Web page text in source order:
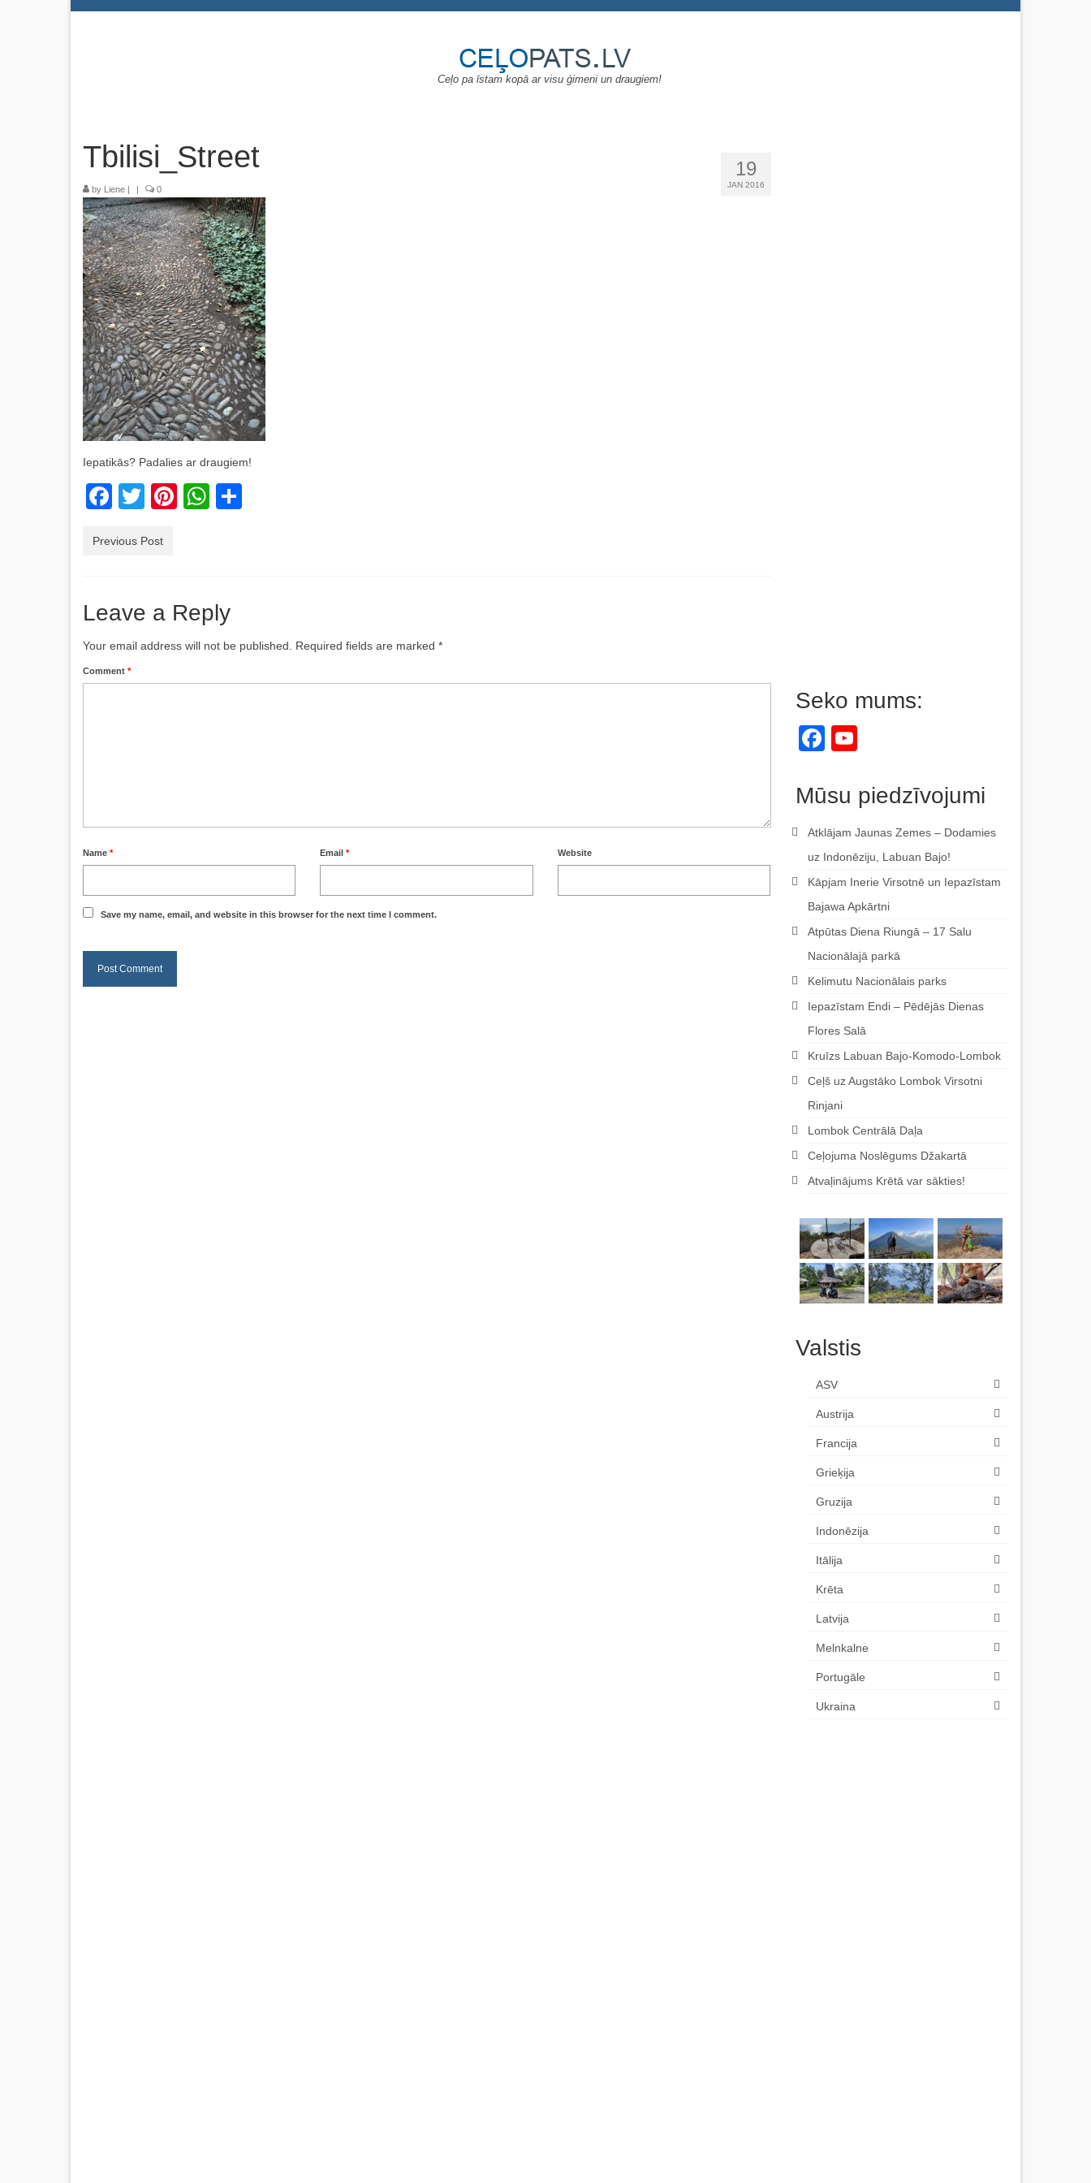
Ceļo pa īstam kopā ar visu ģimeni un draugiem!
19
JAN 2016
Tbilisi_Street
by Liene | | 0
Iepatikās? Padalies ar draugiem!
Facebook
TwitterPinterest
WhatsApp
Previous Post
Leave a Reply
Your email address will not be published. Required fields are marked *
Comment *
Name * Email* Website
Save my name, email, and website in this browser for the next time I comment.
Seko mums:
Facebook
Mūsu piedzīvojumi
Atklājam Jaunas Zemes – Dodamies
uz Indonēziju, Labuan Bajo!
Kāpjam Inerie Virsotnē un Iepazīstam
Bajawa Apkārtni
Atpūtas Diena Riungā – 17 Salu
Nacionālajā parkā
Kelimutu Nacionālais parks
Iepazīstam Endi – Pēdējās Dienas
Flores Salā
Kruīzs Labuan Bajo-Komodo-Lombok
Ceļš uz Augstāko Lombok Virsotni
Rinjani
Lombok Centrālā Daļa
Ceļojuma Noslēgums Džakartā
Atvaļinājums Krētā var sākties!
Valstis
ASV
Austrija
Francija
Grieķija
Gruzija
Indonēzija
Itālija
Krēta
Latvija
Melnkalne
Portugāle
Ukraina